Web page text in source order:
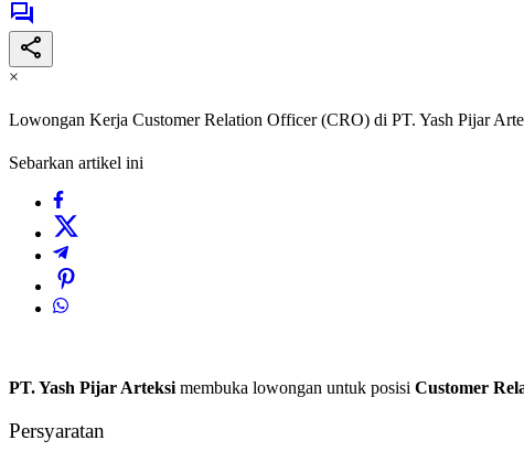
×
Lowongan Kerja Customer Relation Officer (CRO) di PT. Yash Pijar
Sebarkan artikel ini
PT. Yash Pijar Arteksi membuka lowongan untuk posisi Customer
Persyaratan